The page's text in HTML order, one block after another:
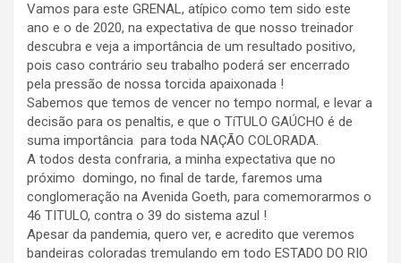
Vamos para este GRENAL, atípico como tem sido este
ano e o de 2020, na expectativa de que nosso treinador
descubra e veja a importância de um resultado positivo,
pois caso contrário seu trabalho poderá ser encerrado
pela pressão de nossa torcida apaixonada !
Sabemos que temos de vencer no tempo normal, e levar a
decisão para os penaltis, e que o TíTULO GAÚCHO é de
suma importância para toda NAÇÃO COLORADA.
A todos desta confraria, a minha expectativa que no
próximo domingo, no final de tarde, faremos uma
conglomeração na Avenida Goeth, para comemorarmos o
46 TITULO, contra o 39 do sistema azul !
Apesar da pandemia, quero ver, e acredito que veremos
bandeiras coloradas tremulando em todo ESTADO DO RIO